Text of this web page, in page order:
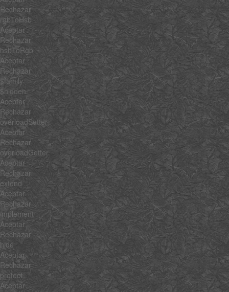
Rechazar
rgbToHsb
Aceptar
Rechazar
hsbToRgb
Aceptar
Rechazar
$family
$hidden
Aceptar
Rechazar
overloadSetter
Aceptar
Rechazar
overloadGetter
Aceptar
Rechazar
extend
Aceptar
Rechazar
implement
Aceptar
Rechazar
hide
Aceptar
Rechazar
protect
Aceptar